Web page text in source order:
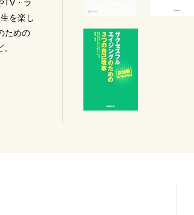
TV・ラ
を楽し
ための